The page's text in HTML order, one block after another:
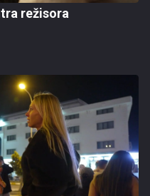
režisora